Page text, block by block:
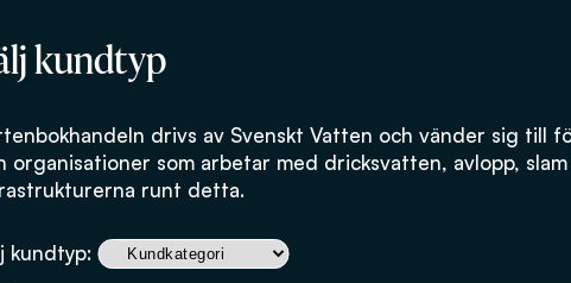
kundtyp
drivs av Svenskt Vatten och vänder sig till
organisationer som arbetar med dricksvatten, avlopp,
runt detta.
kundtyp: